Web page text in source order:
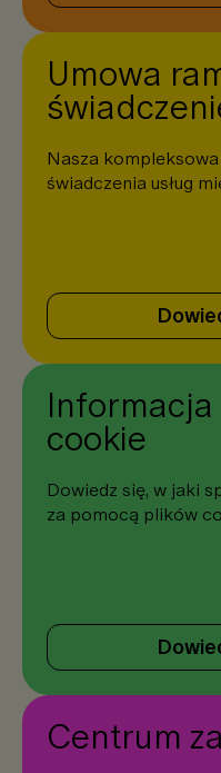
Umowa
Nasza
świadczenia usług
cookie
Dowiedz się, w jaki
za pomocą plików
Centrum